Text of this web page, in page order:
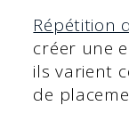
Répétition d
créer une
ils varient
de